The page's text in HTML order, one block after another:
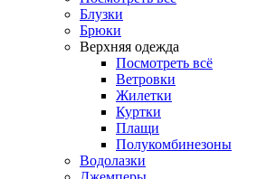
Блузки
Брюки
Верхняя одежда
Посмотреть всё
Ветровки
Жилетки
Куртки
Плащи
Полукомбинезоны
Водолазки